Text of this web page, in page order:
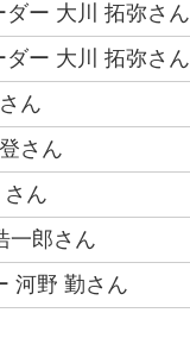
ー 大川 拓弥さん
ー 大川 拓弥さん
ん
さん
ん
一郎さん
河野 勤さん